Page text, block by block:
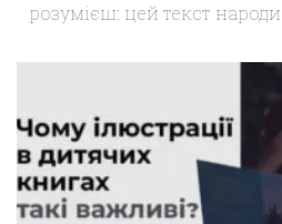
розумієш: цей текст
дихає, жартує, іноді
писали саме для тебе.
перекладу. Перекладач
просто людина, яка “знає